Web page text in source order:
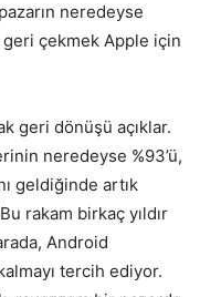
neredeyse
geri çekmek Apple için
geri dönüşü açıklar.
neredeyse %93’ü,
geldiğinde artık
rakam birkaç yıldır
Android
tercih ediyor.